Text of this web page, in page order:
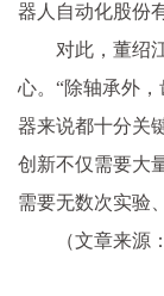
器人自动化股份
对此，董绍
心。“除轴承外
器来说都十分关
创新不仅需要大
需要无数次实验
（文章来源